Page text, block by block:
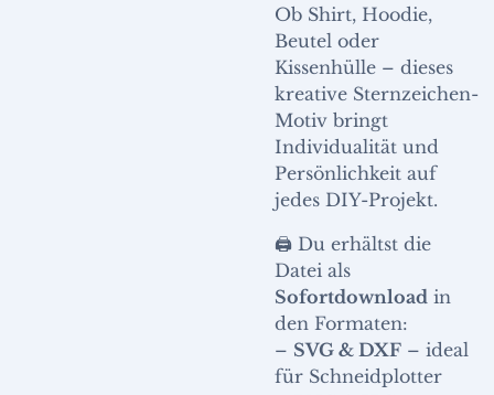
Ob Shirt, Hoodie,
Beutel oder
Kissenhülle – dieses
kreative Sternzeichen-
Motiv bringt
Individualität und
Persönlichkeit auf
jedes DIY-Projekt.
🖨️ Du erhältst die
Datei als
Sofortdownload in
den Formaten:
– SVG & DXF – ideal
für Schneidplotter